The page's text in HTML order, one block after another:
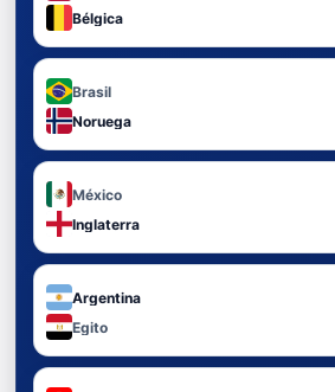
Bélgica
Brasil
Noruega
México
Inglaterra
Argentina
Egito